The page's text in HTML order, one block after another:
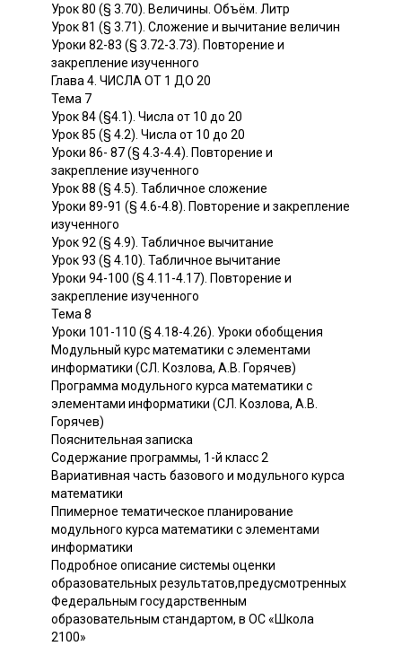
Урок 80 (§ 3.70). Величины. Объём. Литр
Урок 81 (§ 3.71). Сложение и вычитание величин
Уроки 82-83 (§ 3.72-3.73). Повторение и
закрепление изученного
Глава 4. ЧИСЛА ОТ 1 ДО 20
Тема 7
Урок 84 (§4.1). Числа от 10 до 20
Урок 85 (§ 4.2). Числа от 10 до 20
Уроки 86- 87 (§ 4.3-4.4). Повторение и
закрепление изученного
Урок 88 (§ 4.5). Табличное сложение
Уроки 89-91 (§ 4.6-4.8). Повторение и закрепление
изученного
Урок 92 (§ 4.9). Табличное вычитание
Урок 93 (§ 4.10). Табличное вычитание
Уроки 94-100 (§ 4.11-4.17). Повторение и
закрепление изученного
Тема 8
Уроки 101-110 (§ 4.18-4.26). Уроки обобщения
Модульный курс математики с элементами
информатики (СЛ. Козлова, А.В. Горячев)
Программа модульного курса математики с
элементами информатики (СЛ. Козлова, А.В.
Горячев)
Пояснительная записка
Содержание программы, 1-й класс 2
Вариативная часть базового и модульного курса
математики
Ппимерное тематическое планирование
модульного курса математики с элементами
информатики
Подробное описание системы оценки
образовательных результатов,предусмотренных
Федеральным государственным
образовательным стандартом, в ОС «Школа
2100»